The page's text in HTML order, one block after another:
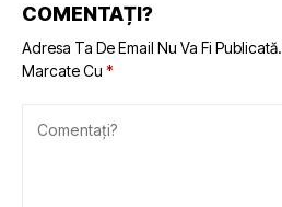
COMENTAȚI?
Adresa Ta De Email Nu Va Fi Publicată.
Marcate Cu *